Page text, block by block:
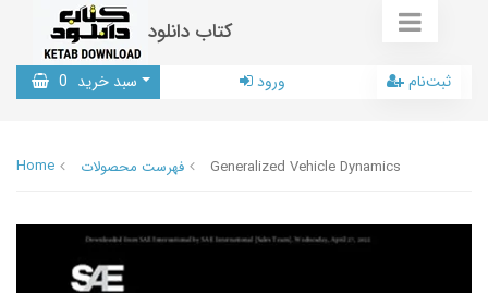
کتاب دانلود
سبد خرید 0 ورود ثبت‌نام
Home فهرست محصولات Generalized Vehicle Dynamics